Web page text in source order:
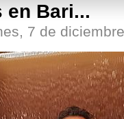
en Bari...
7 de